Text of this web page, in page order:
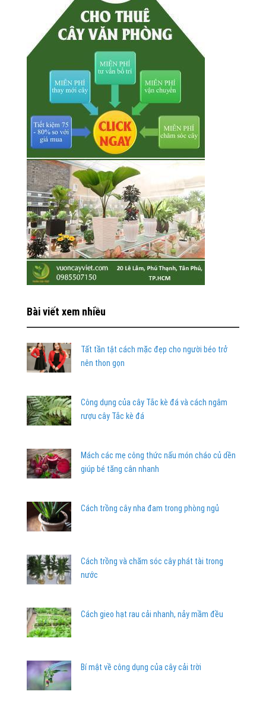
Bài viết xem nhiều
Tất tần tật cách mặc đẹp cho người béo trở
nên thon gọn
Công dụng của cây Tắc kè đá và cách ngâm
rượu cây Tắc kè đá
Mách các mẹ công thức nấu món cháo củ dền
giúp bé tăng cân nhanh
Cách trồng cây nha đam trong phòng ngủ
Cách trồng và chăm sóc cây phát tài trong
nước
Cách gieo hạt rau cải nhanh, nảy mầm đều
Bí mật về công dụng của cây cải trời